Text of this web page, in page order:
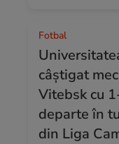
Fotbal
câștigat
Vitebsk cu
departe în
din Liga